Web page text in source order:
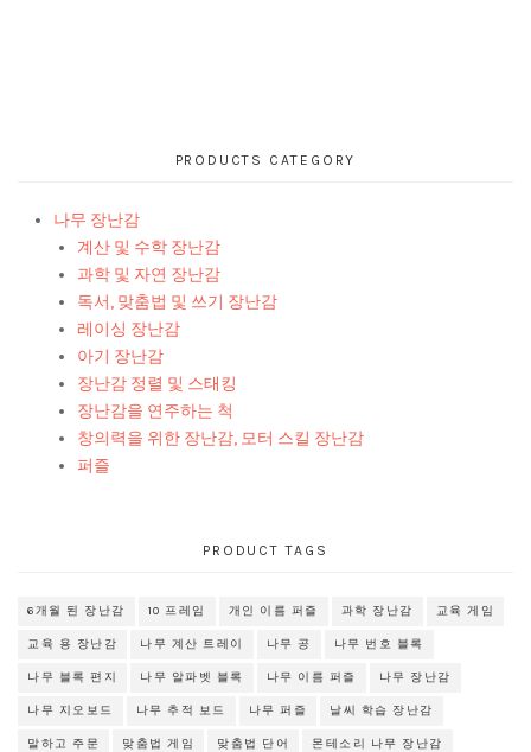
PRODUCTS CATEGORY
나무 장난감
계산 및 수학 장난감
과학 및 자연 장난감
독서, 맞춤법 및 쓰기 장난감
레이싱 장난감
아기 장난감
장난감 정렬 및 스태킹
장난감을 연주하는 척
창의력을 위한 장난감, 모터 스킬 장난감
퍼즐
PRODUCT TAGS
6개월 된 장난감 10 프레임 개인 이름 퍼즐 과학 장난감 교육 게임
교육 용 장난감 나무 계산 트레이 나무 공 나무 번호 블록
나무 블록 편지 나무 알파벳 블록 나무 이름 퍼즐 나무 장난감
나무 지오보드 나무 추적 보드 나무 퍼즐 날씨 학습 장난감
말하고 주문 맞춤법 게임 맞춤법 단어 몬테소리 나무 장난감